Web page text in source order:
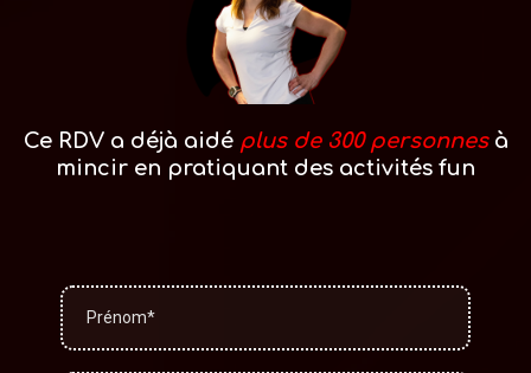
Ce RDV a déjà aidé plus de 300 personnesà
mincir en pratiquant des activités fun